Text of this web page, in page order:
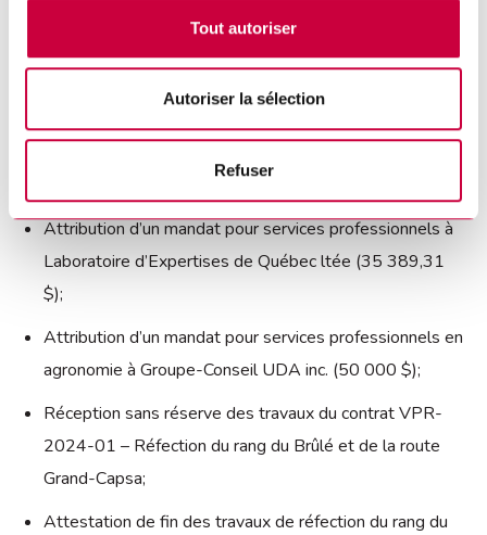
Tout autoriser
Autoriser la sélection
Refuser
Pour le service de l’ingénierie
Attribution d’un mandat pour services professionnels en
Attribution d’un mandat pour services professionnels à
Laboratoire d’Expertises de Québec ltée (35 389,31
$);
Attribution d’un mandat pour services professionnels en
agronomie à Groupe-Conseil UDA inc. (50 000 $);
Réception sans réserve des travaux du contrat VPR-
2024-01 – Réfection du rang du Brûlé et de la route
Grand-Capsa;
Attestation de fin des travaux de réfection du rang du